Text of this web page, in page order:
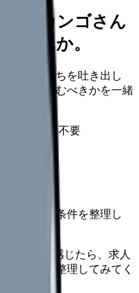
、カンゴさん
せんか。
今の気持ちを吐き出し
、少し休むべきかを一緒
院名は入力不要
ずは希望条件を整理し
...」そう感じたら、求人
を分けて整理してみてく